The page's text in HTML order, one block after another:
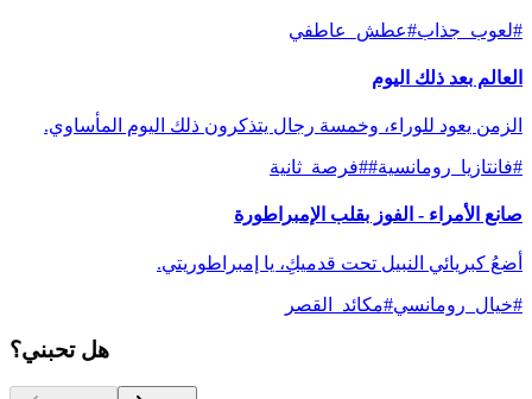
#لعوب_جذاب#عطش_عاطفي
العالم بعد ذلك اليوم
الزمن يعود للوراء، وخمسة رجال يتذكرون ذلك اليوم المأساوي.
#فانتازيا_رومانسية##فرصة_ثانية
صانع الأمراء - الفوز بقلب الإمبراطورة
أضعُ كبريائي النبيل تحت قدميكِ، يا إمبراطوريتي.
#خيال_رومانسي#مكائد_القصر
هل تحبني؟